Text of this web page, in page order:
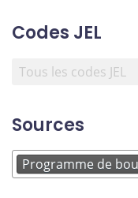
Codes JEL
Sources
Programme de